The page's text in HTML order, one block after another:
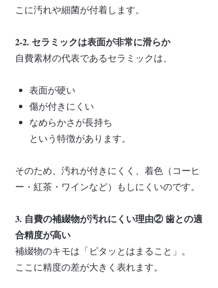
こに汚れや細菌が付着します。
2-2. セラミックは表面が非常に滑らか
自費素材の代表であるセラミックは、
表面が硬い
傷が付きにくい
なめらかさが長持ち
という特徴があります。
そのため、汚れが付きにくく、着色（コーヒ
ー・紅茶・ワインなど）もしにくいのです。
3. 自費の補綴物が汚れにくい理由② 歯との適
合精度が高い
補綴物のキモは「ピタッとはまること」。
ここに精度の差が大きく表れます。